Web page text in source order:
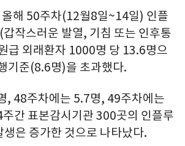
해 50주차(12월8일~14일) 인플
작스러운 발열, 기침 또는 인후통
급 외래환자 1000명 당 13.6명으
기준(8.6명)을 초과했다.
, 48주차에는 5.7명, 49주차에는
간 표본감시기관 300곳의 인플루
생은 증가한 것으로 나타났다.